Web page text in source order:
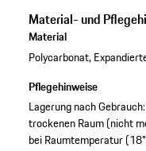
Material- und
Material
Polycarbonat,
Pflegehinweise
Lagerung nach
trockenen Raum (nicht
bei Raumtemperatur